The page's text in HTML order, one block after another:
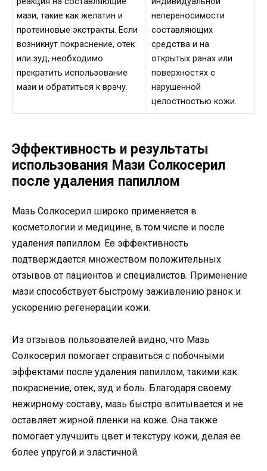
мази, такие как желатин и
протеиновые экстракты. Если
возникнут покраснение, отек
или зуд, необходимо
прекратить использование
мази и обратиться к врачу.
непереносимости
составляющих
средства и на
открытых ранах или
поверхностях с
нарушенной
целостностью кожи.
Эффективность и результаты
использования Мази Солкосерил
после удаления папиллом
Мазь Солкосерил широко применяется в
косметологии и медицине, в том числе и после
удаления папиллом. Ее эффективность
подтверждается множеством положительных
отзывов от пациентов и специалистов. Применение
мази способствует быстрому заживлению ранок и
ускорению регенерации кожи.
Из отзывов пользователей видно, что Мазь
Солкосерил помогает справиться с побочными
эффектами после удаления папиллом, такими как
покраснение, отек, зуд и боль. Благодаря своему
нежирному составу, мазь быстро впитывается и не
оставляет жирной пленки на коже. Она также
помогает улучшить цвет и текстуру кожи, делая ее
более упругой и эластичной.